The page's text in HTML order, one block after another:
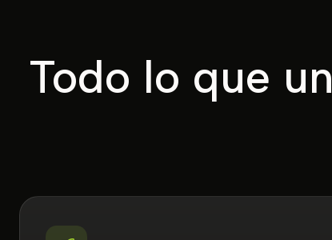
Todo lo que